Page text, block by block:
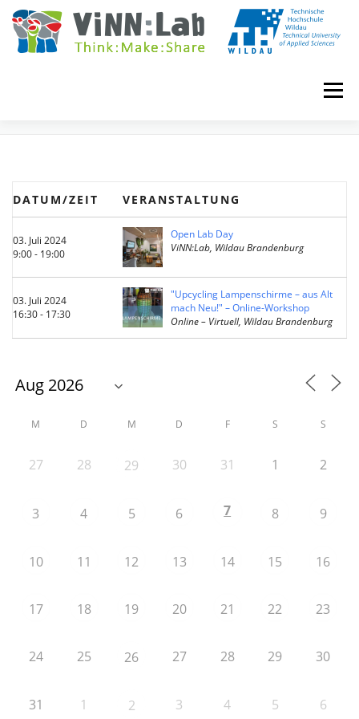
Zum
Inhalt
springen
Menü
IMPRINT
DATUM/ZEIT VERANSTALTUNG
03. Juli 2024
9:00 - 19:00
Open Lab Day
ViNN:Lab, Wildau Brandenburg
03. Juli 2024
16:30 - 17:30
"Upcycling Lampenschirme – aus Alt
mach Neu!" – Online-Workshop
Online – Virtuell, Wildau Brandenburg
M D M D F S S
27 28 29 30 31 1 2
3 4 5 6 7 8 9
10 11 12 13 14 15 16
17 18 19 20 21 22 23
24 25 26 27 28 29 30
31 1 2 3 4 5 6